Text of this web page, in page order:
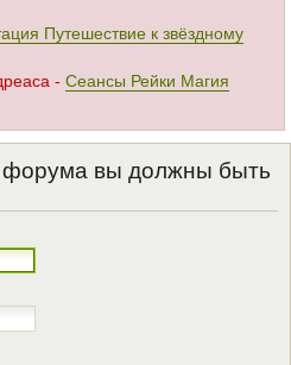
Путешествие к звёздному
- Сеансы Рейки Магия
форума вы должны быть